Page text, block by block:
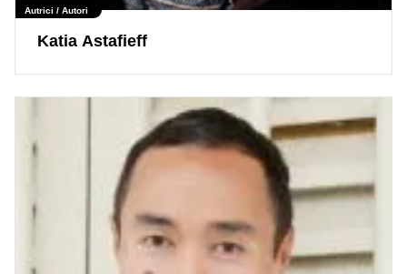
Autrici / Autori
Katia Astafieff